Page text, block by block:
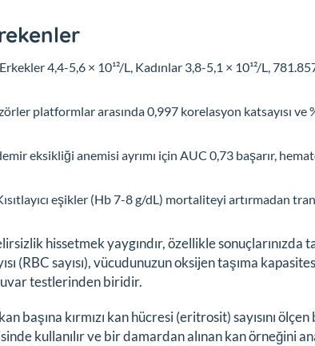
Erkekler 4,4-5,6 × 10¹²/L, Kadınlar 3,8-5,1 × 10¹²/L,
platformlar arasında 0,997 korelasyon katsayısı ve
eksikliği anemisi ayrımı için AUC 0,73 başarır,
eşikler (Hb 7-8 g/dL) mortaliteyi artırmadan
hissetmek yaygındır, özellikle sonuçlarınızda
(RBC sayısı), vücudunuzun oksijen taşıma
testlerinden biridir.
başına kırmızı kan hücresi (eritrosit) sayısını
kullanılır ve bir damardan alınan kan örneğini